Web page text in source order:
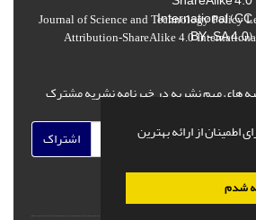
از ارائه بهترین
شدم
Journal of Science and Technology Policy
Attribution-ShareAlike 4.0
های مهم نشریه در خبرنامه نشریه مشترک
اشتراک